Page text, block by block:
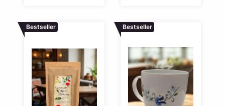
Bestseller Bestseller